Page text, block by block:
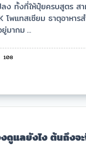
ง ทั้งที่ให้ปุ๋ยครบสูตร ส
พแทสเซียม ธาตุอาหา
ยู่มากม ...
108
แลยังไง ต้นถึงจ